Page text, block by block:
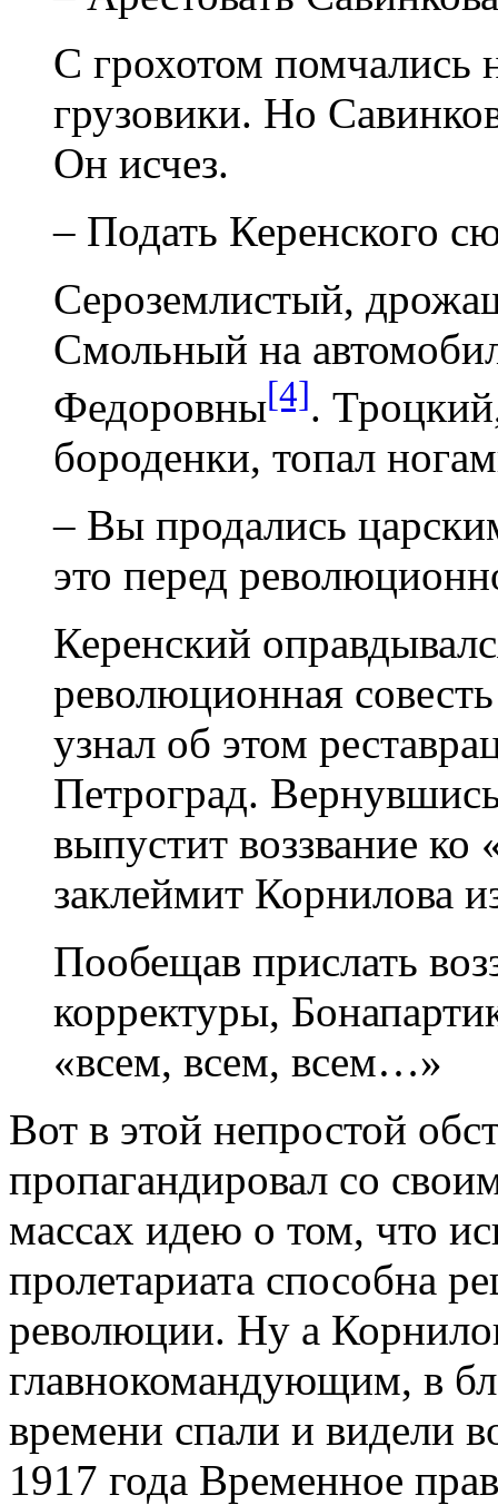
С грохотом помчались
грузовики. Но
Он исчез.
– Подать Керенского
Сероземлистый,
Смольный на
Федоровны[4].
бороденки, топал
– Вы продались
это перед
Керенский
революционная
узнал об этом
Петроград.
выпустит воззвание ко
заклеймит Корнилова
Пообещав прислать
корректуры,
«всем, всем, всем…»
Вот в этой непростой
пропагандировал со
массах идею о том, что
пролетариата способна
революции. Ну а
главнокомандующим, в
времени спали и видели
1917 года Временное